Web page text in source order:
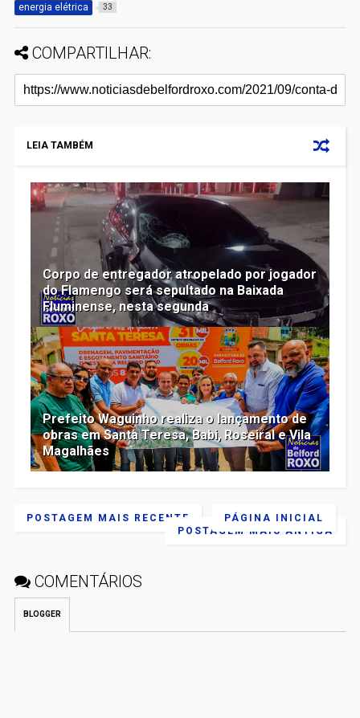
energia elétrica 33
COMPARTILHAR:
LEIA TAMBÉM
Corpo de entregador atropelado por jogador
do Flamengo será sepultado na Baixada
Fluminense, nesta segunda
Prefeito Waguinho realiza o lançamento de
obras em Santa Teresa, Babi, Roseiral e Vila
Magalhães
POSTAGEM MAIS RECENTE
POSTAGEM MAIS ANTIGA
PÁGINA INICIAL
COMENTÁRIOS
BLOGGER